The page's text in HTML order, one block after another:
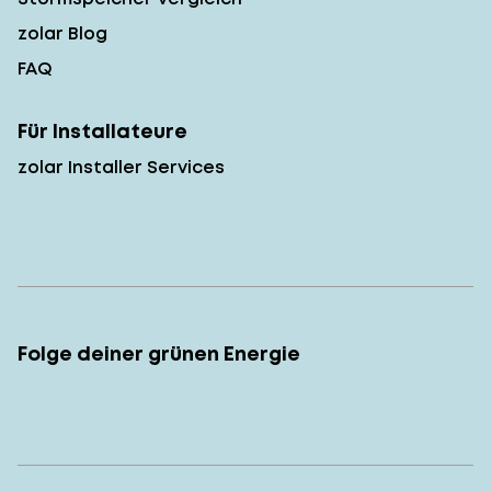
zolar Blog
FAQ
Für Installateure
zolar Installer Services
Folge deiner grünen Energie